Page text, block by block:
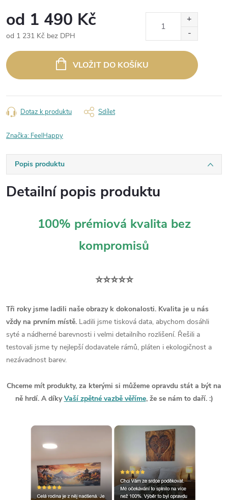
od 1 490 Kč
od 1 231 Kč bez DPH
cena:
VLOŽIT DO KOŠÍKU
Dotaz k produktu Sdílet
Značka: FeelHappy
Popis produktu
Detailní popis produktu
100% prémiová kvalita bez
kompromisů
⭐⭐⭐⭐⭐
Tři roky jsme ladili naše obrazy k dokonalosti. Kvalita je u nás
vždy na prvním místě. Ladili jsme tisková data, abychom dosáhli
syté a nádherné barevnosti i velmi detailního rozlišení. Řešili a
testovali jsme ty nejlepší dodavatele rámů, pláten i ekologičnost a
nezávadnost barev.
Chceme mít produkty, za kterými si můžeme opravdu stát a být na
ně hrdí. A díkyVaší zpětné vazbě věříme, že se nám to daří. :)